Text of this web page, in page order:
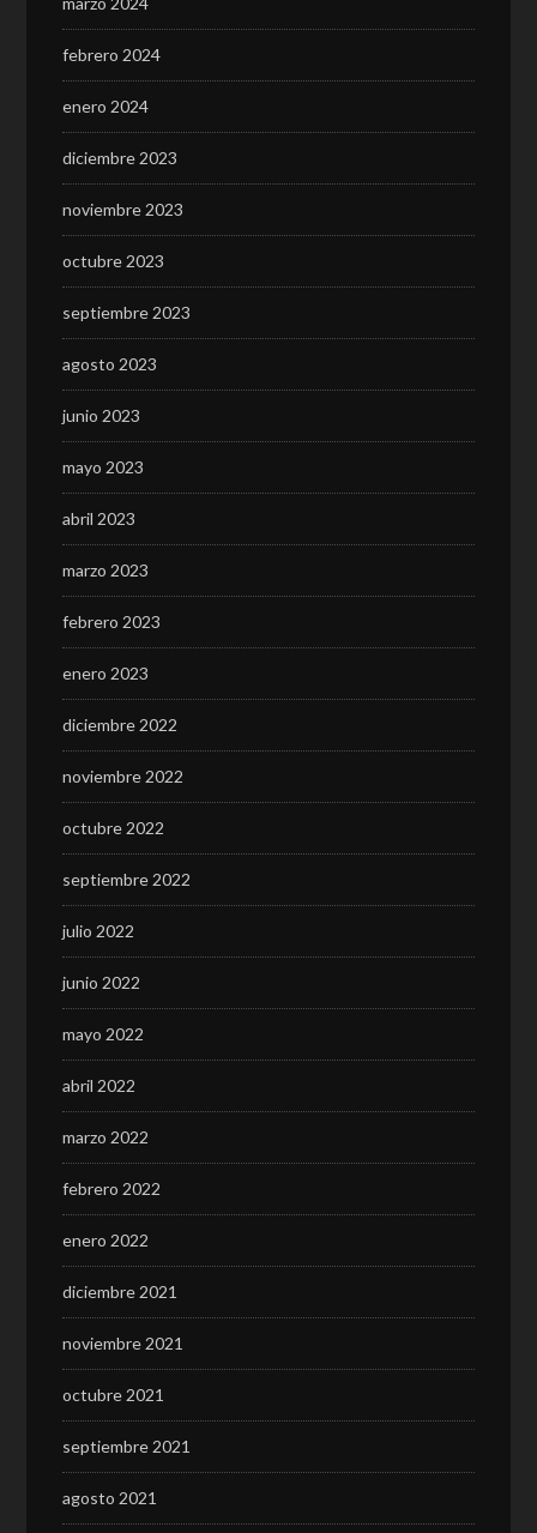
febrero 2024
enero 2024
diciembre 2023
noviembre 2023
octubre 2023
septiembre 2023
agosto 2023
junio 2023
mayo 2023
abril 2023
marzo 2023
febrero 2023
enero 2023
diciembre 2022
noviembre 2022
octubre 2022
septiembre 2022
julio 2022
junio 2022
mayo 2022
abril 2022
marzo 2022
febrero 2022
enero 2022
diciembre 2021
noviembre 2021
octubre 2021
septiembre 2021
agosto 2021